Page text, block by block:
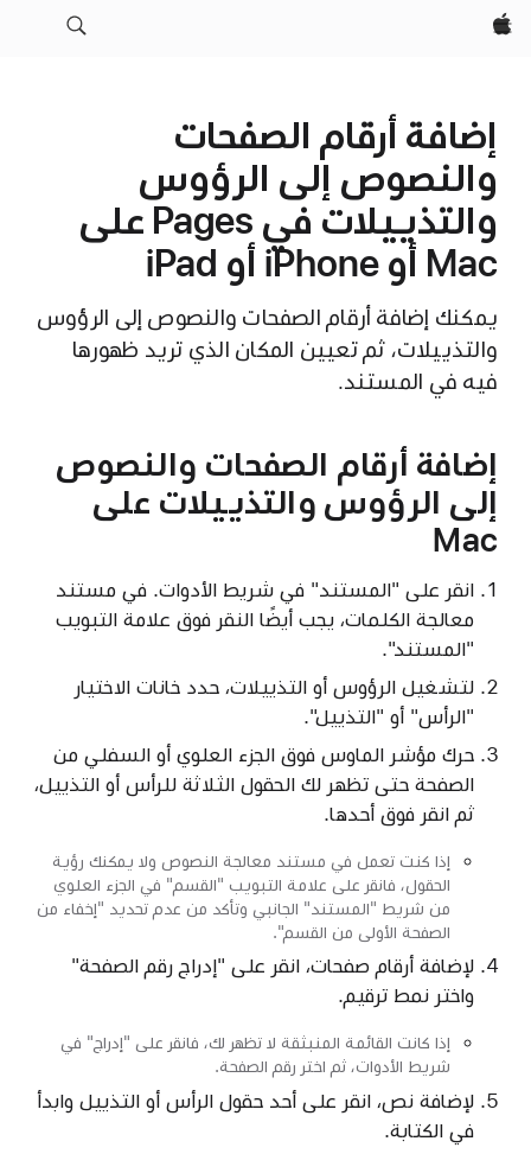
Apple‏
إضافة أرقام الصفحات
والنصوص إلى الرؤوس
والتذييلات في Pages على
Mac أو iPhone أو iPad
يمكنك إضافة أرقام الصفحات والنصوص إلى الرؤوس
والتذييلات، ثم تعيين المكان الذي تريد ظهورها
فيه في المستند.
إضافة أرقام الصفحات والنصوص
إلى الرؤوس والتذييلات على
Mac
انقر على "المستند" في شريط الأدوات. في مستند
معالجة الكلمات، يجب أيضًا النقر فوق علامة التبويب
"المستند".
لتشغيل الرؤوس أو التذييلات، حدد خانات الاختيار
"الرأس" أو "التذييل".
حرك مؤشر الماوس فوق الجزء العلوي أو السفلي من
الصفحة حتى تظهر لك الحقول الثلاثة للرأس أو التذييل،
ثم انقر فوق أحدها.
إذا كنت تعمل في مستند معالجة النصوص ولا يمكنك رؤية
الحقول، فانقر على علامة التبويب "القسم" في الجزء العلوي
من شريط "المستند" الجانبي وتأكد من عدم تحديد "إخفاء من
الصفحة الأولى من القسم".
لإضافة أرقام صفحات، انقر على "إدراج رقم الصفحة"
واختر نمط ترقيم.
إذا كانت القائمة المنبثقة لا تظهر لك، فانقر على "إدراج" في
شريط الأدوات، ثم اختر رقم الصفحة.
لإضافة نص، انقر على أحد حقول الرأس أو التذييل وابدأ
في الكتابة.